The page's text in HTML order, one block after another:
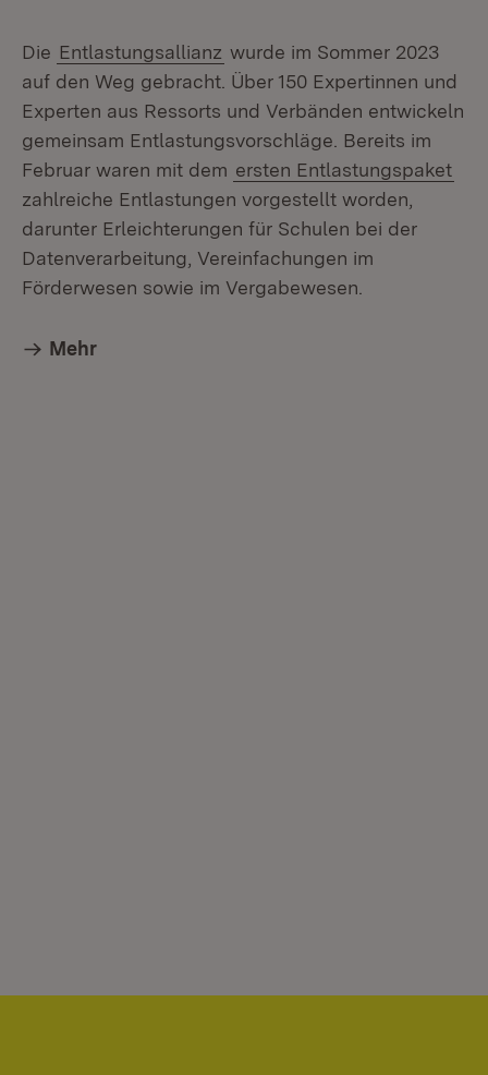
Die Entlastungsallianz wurde im Sommer 2023
auf den Weg gebracht. Über 150 Expertinnen und
Experten aus Ressorts und Verbänden entwickeln
gemeinsam Entlastungsvorschläge. Bereits im
Februar waren mit dem ersten Entlastungspaket
zahlreiche Entlastungen vorgestellt worden,
darunter Erleichterungen für Schulen bei der
Datenverarbeitung, Vereinfachungen im
Förderwesen sowie im Vergabewesen.
Mehr